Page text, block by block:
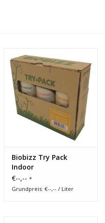
Biobizz Try Pack
Indoor
€--,-- *
Grundpreis: €--,-- / Liter